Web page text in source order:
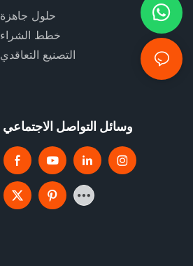
حلول جاهزة
خطط الشراء
التصنيع التعاقدي
وسائل التواصل الاجتماعي